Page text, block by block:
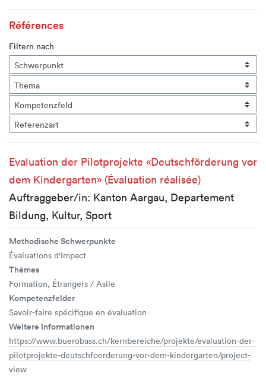
Références
Filtern nach
Evaluation der Pilotprojekte «Deutschförderung vor
dem Kindergarten» (Évaluation réalisée)
Auftraggeber/in: Kanton Aargau, Departement
Bildung, Kultur, Sport
Methodische Schwerpunkte
Évaluations d'impact
Thèmes
Formation, Étrangers / Asile
Kompetenzfelder
Savoir-faire spécifique en évaluation
Weitere Informationen
https://www.buerobass.ch/kernbereiche/projekte/evaluation-der-
pilotprojekte-deutschfoerderung-vor-dem-kindergarten/project-
view